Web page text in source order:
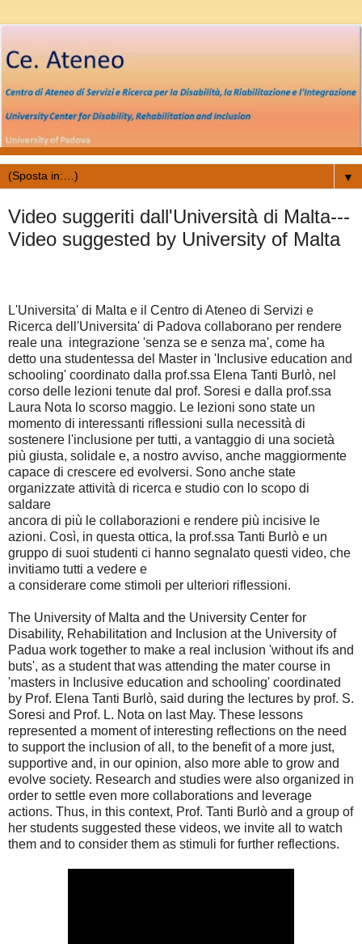
▼
Video suggeriti dall'Università di Malta---
Video suggested by University of Malta
L'Universita' di Malta e il Centro di Ateneo di Servizi e
Ricerca dell'Universita' di Padova collaborano per rendere
reale una integrazione 'senza se e senza ma', come ha
detto una studentessa del Master in 'Inclusive education and
schooling' coordinato dalla prof.ssa Elena Tanti Burlò, nel
corso delle lezioni tenute dal prof. Soresi e dalla prof.ssa
Laura Nota lo scorso maggio. Le lezioni sono state un
momento di interessanti riflessioni sulla necessità di
sostenere l'inclusione per tutti, a vantaggio di una società
più giusta, solidale e, a nostro avviso, anche maggiormente
capace di crescere ed evolversi. Sono anche state
organizzate attività di ricerca e studio con lo scopo di
saldare
ancora di più le collaborazioni e rendere più incisive le
azioni. Così, in questa ottica, la prof.ssa Tanti Burlò e un
gruppo di suoi studenti ci hanno segnalato questi video, che
invitiamo tutti a vedere e
a considerare come stimoli per ulteriori riflessioni.
The University of Malta and the University Center for
Disability, Rehabilitation and Inclusion at the University of
Padua work together to make a real inclusion 'without ifs and
buts', as a student that was attending the mater course in
'masters in Inclusive education and schooling' coordinated
by Prof. Elena Tanti Burlò, said during the lectures by prof. S.
Soresi and Prof. L. Nota on last May. These lessons
represented a moment of interesting reflections on the need
to support the inclusion of all, to the benefit of a more just,
supportive and, in our opinion, also more able to grow and
evolve society. Research and studies were also organized in
order to settle even more collaborations and leverage
actions. Thus, in this context, Prof. Tanti Burlò and a group of
her students suggested these videos, we invite all to watch
them and to consider them as stimuli for further reflections.